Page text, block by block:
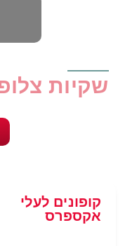
שקיות
קופונים לעלי
אקספרס